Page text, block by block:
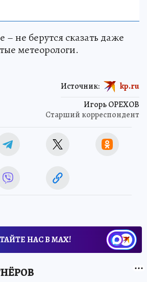
– не берутся сказать даже
метеорологи.
Игорь ОРЕХОВ
Старший корреспондент
Источник: kp.ru
НАС В МАХ!